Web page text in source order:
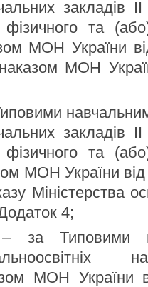
закладів
фізичного та
МОН України
МОН
закладів
фізичного та
МОН України
Міністерства
4;
за Типовими
МОН